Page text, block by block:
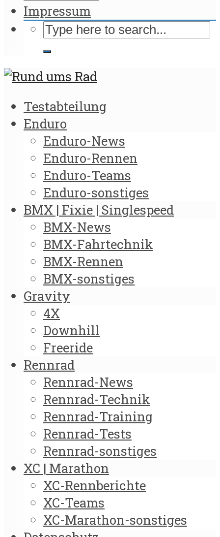
Impressum
Testabteilung
Enduro
Enduro-News
Enduro-Rennen
Enduro-Teams
Enduro-sonstiges
BMX | Fixie | Singlespeed
BMX-News
BMX-Fahrtechnik
BMX-Rennen
BMX-sonstiges
Gravity
4X
Downhill
Freeride
Rennrad
Rennrad-News
Rennrad-Technik
Rennrad-Training
Rennrad-Tests
Rennrad-sonstiges
XC | Marathon
XC-Rennberichte
XC-Teams
XC-Marathon-sonstiges